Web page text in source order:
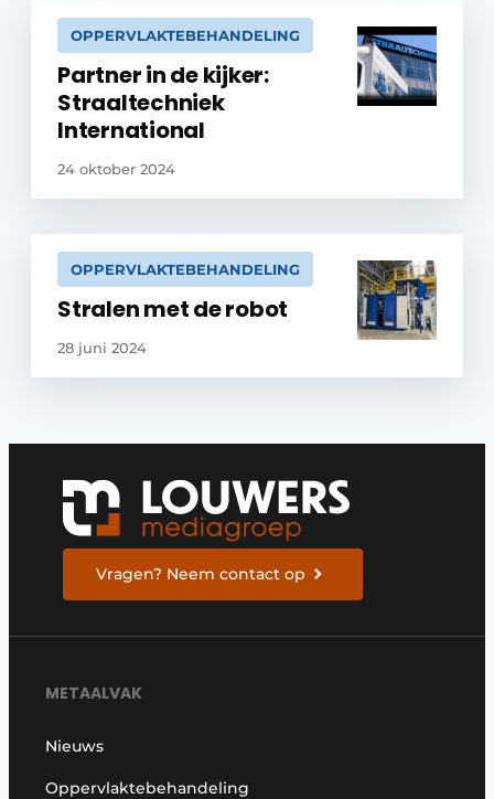
OPPERVLAKTEBEHANDELING
Partner in de kijker:
Straaltechniek
International
24 oktober 2024
OPPERVLAKTEBEHANDELING
Stralen met de robot
28 juni 2024
Vragen? Neem contact op
METAALVAK
Nieuws
Oppervlaktebehandeling